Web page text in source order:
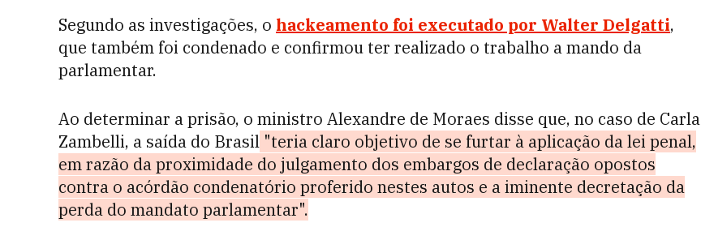
Segundo as investigações, o hackeamento foi executado por Walter Delgatti,
que também foi condenado e confirmou ter realizado o trabalho a mando da
parlamentar.
Ao determinar a prisão, o ministro Alexandre de Moraes disse que, no caso de Carla
Zambelli, a saída do Brasil "teria claro objetivo de se furtar à aplicação da lei penal,
em razão da proximidade do julgamento dos embargos de declaração opostos
contra o acórdão condenatório proferido nestes autos e a iminente decretação da
perda do mandato parlamentar".